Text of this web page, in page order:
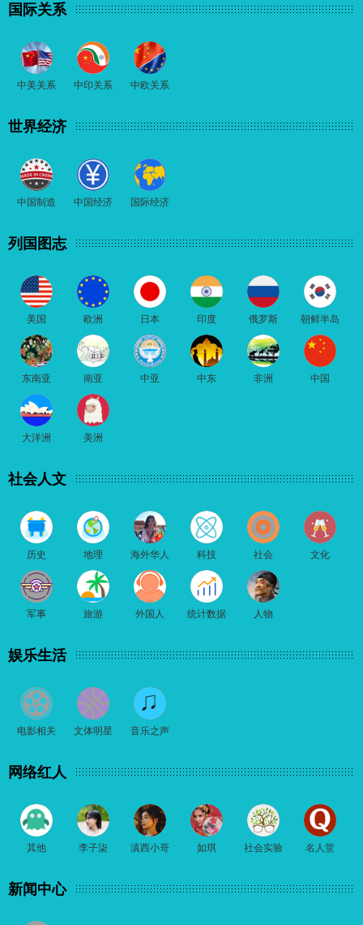
国际关系
中美关系 中印关系 中欧关系
世界经济
中国制造 中国经济 国际经济
列国图志
美国 欧洲 日本 印度 俄罗斯 朝鲜半岛
东南亚 南亚 中亚 中东 非洲 中国
大洋洲 美洲
社会人文
历史 地理 海外华人 科技 社会 文化
军事 旅游 外国人 统计数据 人物
娱乐生活
电影相关 文体明星 音乐之声
网络红人
其他 李子柒 滇西小哥 如琪 社会实验 名人堂
新闻中心